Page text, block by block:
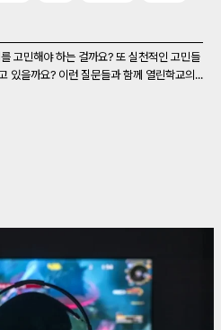
고민해야 하는 걸까요? 또 실천적인 고민들
있을까요? 이런 질문들과 함께 열린학교의...